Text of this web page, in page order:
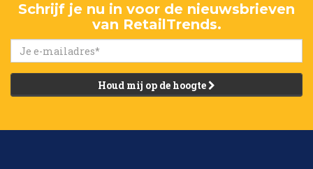
Schrijf je nu in voor de nieuwsbrieven
van RetailTrends.
Houd mij op de hoogte